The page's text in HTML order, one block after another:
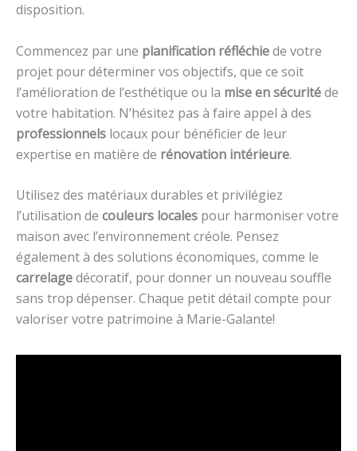
disposition.
Commencez par une planification réfléchiede votre
projet pour déterminer vos objectifs, que ce soit
l’amélioration de l’esthétique ou la mise en sécuritéde
votre habitation. N’hésitez pas à faire appel à des
professionnels locaux pour bénéficier de leur
expertise en matière de rénovation intérieure.
Utilisez des matériaux durables et privilégiez
l’utilisation de couleurs locales pour harmoniser votre
maison avec l’environnement créole. Pensez
également à des solutions économiques, comme le
carrelagedécoratif, pour donner un nouveau souffle
sans trop dépenser. Chaque petit détail compte pour
valoriser votre patrimoine à Marie-Galante!